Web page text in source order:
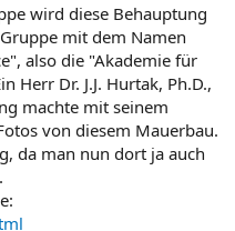
wird diese Behauptung
mit dem Namen
also die "Akademie für
Herr Dr. J.J. Hurtak, Ph.D.,
machte mit seinem
von diesem Mauerbau.
da man nun dort ja auch